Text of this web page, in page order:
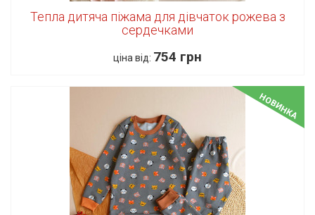
Тепла дитяча піжама для дівчаток рожева з
сердечками
ціна від: 754 грн
НОВИНКА